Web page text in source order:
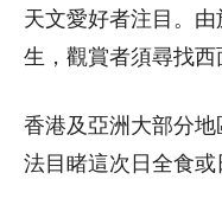
天文愛好者注目。
生，觀賞者須尋找西
香港及亞洲大部分
法目睹這次日全食或